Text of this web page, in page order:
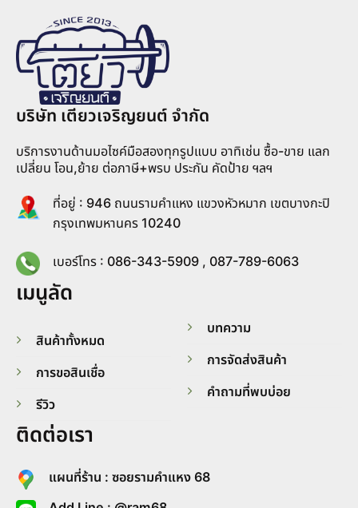
บริษัท เตียวเจริญยนต์ จำกัด
บริการงานด้านมอไซค์มือสองทุกรูปแบบ อาทิเช่น ซื้อ-ขาย แลก
เปลี่ยน โอน,ย้าย ต่อภาษี+พรบ ประกัน คัดป้าย ฯลฯ
ที่อยู่ : 946 ถนนรามคำแหง แขวงหัวหมาก เขตบางกะปิ
กรุงเทพมหานคร 10240
เบอร์โทร : 086-343-5909 , 087-789-6063
เมนูลัด
สินค้าทั้งหมด
การขอสินเชื่อ
รีวิว
บทความ
การจัดส่งสินค้า
คำถามที่พบบ่อย
ติดต่อเรา
แผนที่ร้าน : ซอยรามคำแหง 68